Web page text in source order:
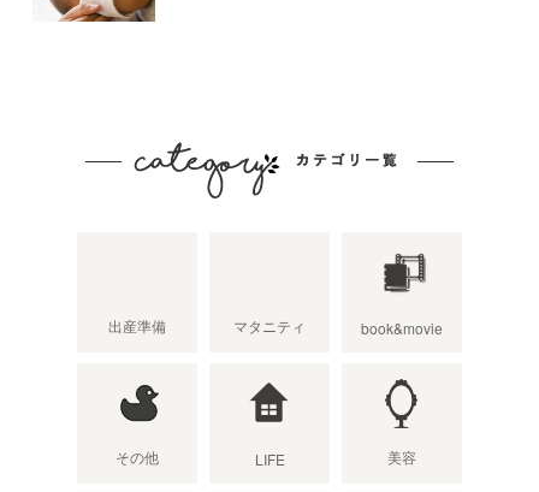
出産準備 マタニティ book&movie
その他 LIFE 美容